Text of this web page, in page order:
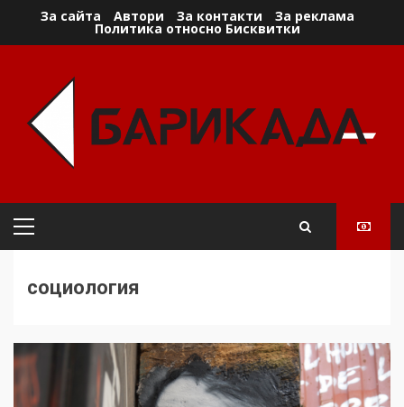
За сайта Автори За контакти За реклама
Политика относно Бисквитки
Primary
социология